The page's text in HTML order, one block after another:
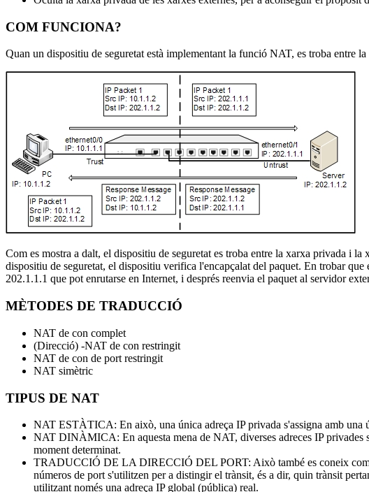
COM FUNCIONA?
Quan un dispositiu de seguretat està implementant la funció NAT, es troba entre
Com es mostra a dalt, el dispositiu de seguretat es troba entre la xarxa privada i
dispositiu de seguretat, el dispositiu verifica l'encapçalat del paquet. En trobar
202.1.1.1 que pot enrutarse en Internet, i després reenvia el paquet al servidor
MÈTODES DE TRADUCCIÓ
NAT de con complet
(Direcció) -NAT de con restringit
NAT de con de port restringit
NAT simètric
TIPUS DE NAT
NAT ESTÀTICA: En això, una única adreça IP privada s'assigna amb una
NAT DINÀMICA: En aquesta mena de NAT, diverses adreces IP privades
moment determinat.
TRADUCCIÓ DE LA DIRECCIÓ DEL PORT: Això també es coneix com
números de port s'utilitzen per a distingir el trànsit, és a dir, quin trànsit
utilitzant només una adreça IP global (pública) real.